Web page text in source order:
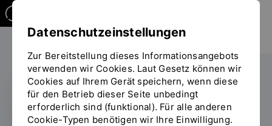
AUSTAUSCH
Datenschutzeinstellungen
Zur Bereitstellung dieses Informationsangebots
verwenden wir Cookies. Laut Gesetz können wir
Cookies auf Ihrem Gerät speichern, wenn diese
für den Betrieb dieser Seite unbedingt
erforderlich sind (funktional). Für alle anderen
Cookie-Typen benötigen wir Ihre Einwilligung.